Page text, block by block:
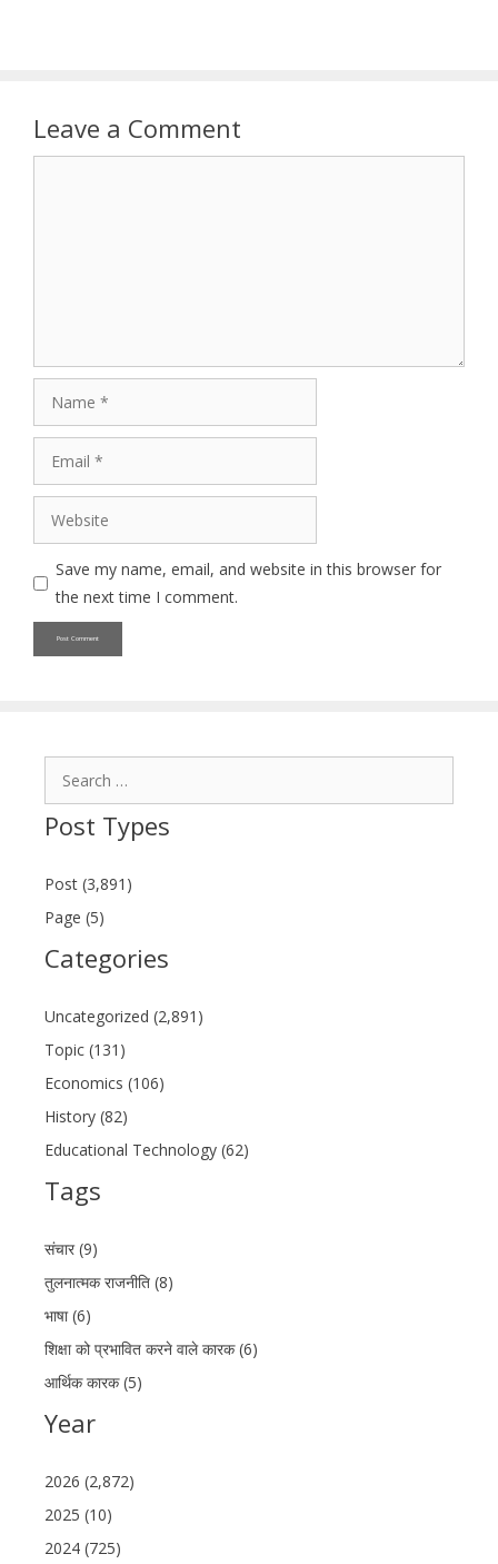
Leave a Comment
Website
Save my name, email, and website in this browser for
the next time I comment.
Post Types
Post (3,891)
Page (5)
Categories
Uncategorized (2,891)
Topic (131)
Economics (106)
History (82)
Educational Technology (62)
Tags
संचार (9)
तुलनात्मक राजनीति (8)
भाषा (6)
शिक्षा को प्रभावित करने वाले कारक (6)
आर्थिक कारक (5)
Year
2026 (2,872)
2025 (10)
2024 (725)